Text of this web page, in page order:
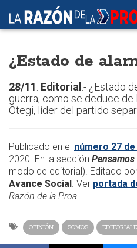
¿Estado de
28/11 Editorial .- ¿Estado
guerra, como se deduce
Otegi, líder del partido
Publicado en el número 27
2020. En la sección Pensamos
modo de editorial). Editado
Avance Social. Ver portada
Razón de la Proa.
OPINIÓN SOMOS